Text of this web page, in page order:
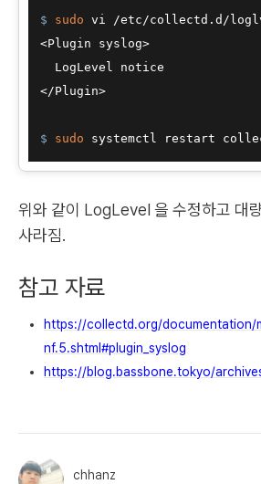
$ sudo vi /etc/collectd.d/
<Plugin syslog>
  LogLevel notice
</Plugin>
$ sudo systemctl restart
위와 같이 LogLevel 을 수정하고 대
사라짐.
참고 자료
https://collectd.org/documentation/
nf.5.shtml#plugin_syslog
https://blog.bassbone.tokyo/
chhanz